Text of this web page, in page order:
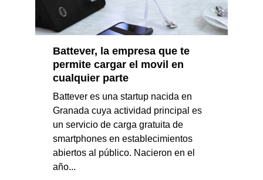
Battever, la empresa que te
permite cargar el movil en
cualquier parte
Battever es una startup nacida en
Granada cuya actividad principal es
un servicio de carga gratuita de
smartphones en establecimientos
abiertos al público. Nacieron en el
año...